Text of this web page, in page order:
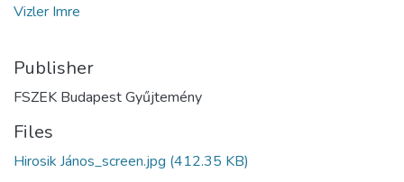
Vizler Imre
Publisher
FSZEK Budapest Gyűjtemény
Files
Hirosik János_screen.jpg (412.35 KB)